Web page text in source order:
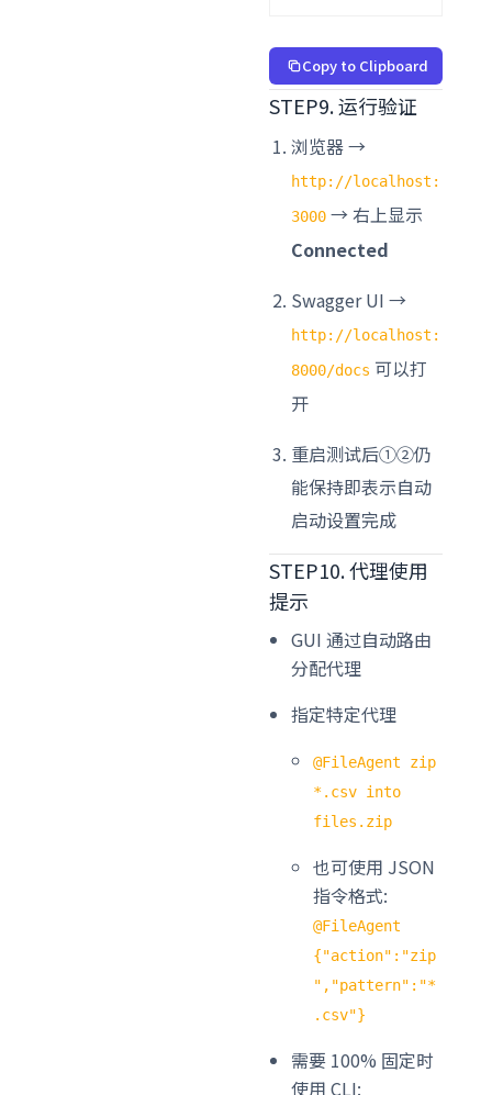
Copy to Clipboard
STEP9. 运行验证
浏览器 →
http://localhost:
3000 → 右上显示
Connected
Swagger UI →
http://localhost:
8000/docs 可以打
开
重启测试后①②仍
能保持即表示自动
启动设置完成
STEP10. 代理使用
提示
GUI 通过自动路由
分配代理
指定特定代理
@FileAgent zip
*.csv into
files.zip
也可使用 JSON
指令格式:
@FileAgent
{"action":"zip
","pattern":"*
.csv"}
需要 100% 固定时
使用 CLI: